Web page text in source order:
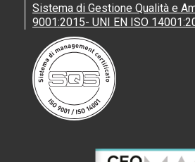
Sistema di Gestione Qualità e
9001:2015- UNI EN ISO